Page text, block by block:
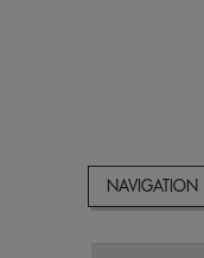
NAVIGATION